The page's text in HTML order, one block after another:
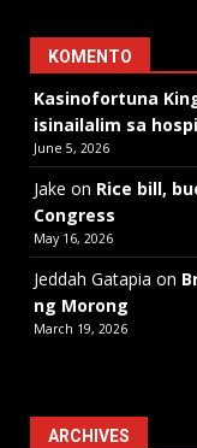
KOMENTO
Kasinofortuna
isinailalim sa
June 5, 2026
Jake on Rice bill,
Congress
May 16, 2026
Jeddah Gatapia on
ng Morong
March 19, 2026
ARCHIVES